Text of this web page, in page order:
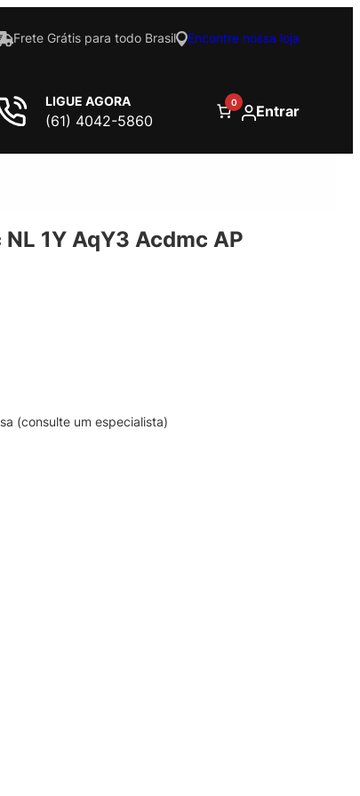
Frete Grátis para todo Brasil Encontre nossa loja
LIGUE AGORA
(61) 4042-5860
0 Entrar
1Y AqY3 Acdmc AP
(consulte um especialista)